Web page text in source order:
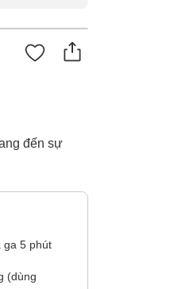
đến sự
ga 5 phút
(dùng